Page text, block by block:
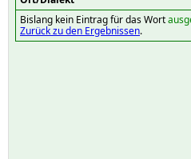
Bislang kein Eintrag für das Wort
Zurück zu den Ergebnissen.